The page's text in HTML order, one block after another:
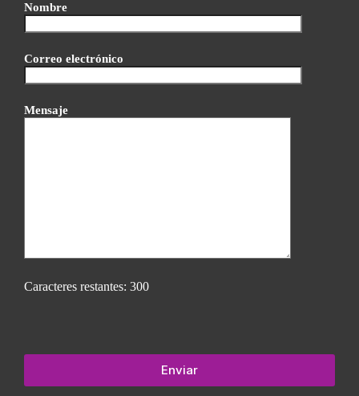
Nombre
Correo electrónico
Mensaje
Caracteres restantes: 300